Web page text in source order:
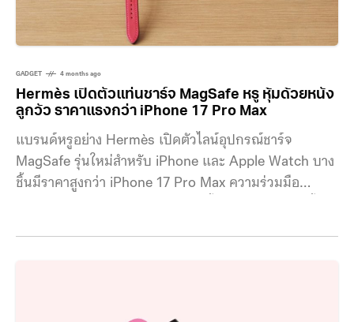
GADGET 4 months ago
Hermès เปิดตัวแท่นชาร์จ MagSafe หรู หุ้มด้วยหนัง
ลูกวัว ราคาแรงกว่า iPhone 17 Pro Max
แบรนด์หรูอย่าง Hermès เปิดตัวไลน์อุปกรณ์ชาร์จ
MagSafe รุ่นใหม่สำหรับ iPhone และ Apple Watch บาง
ชิ้นมีราคาสูงกว่า iPhone 17 Pro Max ความร่วมมือ